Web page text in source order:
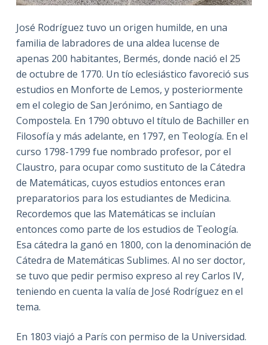
José Rodríguez tuvo un origen humilde, en una
familia de labradores de una aldea lucense de
apenas 200 habitantes, Bermés, donde nació el 25
de octubre de 1770. Un tío eclesiástico favoreció sus
estudios en Monforte de Lemos, y posteriormente
em el colegio de San Jerónimo, en Santiago de
Compostela. En 1790 obtuvo el título de Bachiller en
Filosofía y más adelante, en 1797, en Teología. En el
curso 1798-1799 fue nombrado profesor, por el
Claustro, para ocupar como sustituto de la Cátedra
de Matemáticas, cuyos estudios entonces eran
preparatorios para los estudiantes de Medicina.
Recordemos que las Matemáticas se incluían
entonces como parte de los estudios de Teología.
Esa cátedra la ganó en 1800, con la denominación de
Cátedra de Matemáticas Sublimes. Al no ser doctor,
se tuvo que pedir permiso expreso al rey Carlos IV,
teniendo en cuenta la valía de José Rodríguez en el
tema.
En 1803 viajó a París con permiso de la Universidad.